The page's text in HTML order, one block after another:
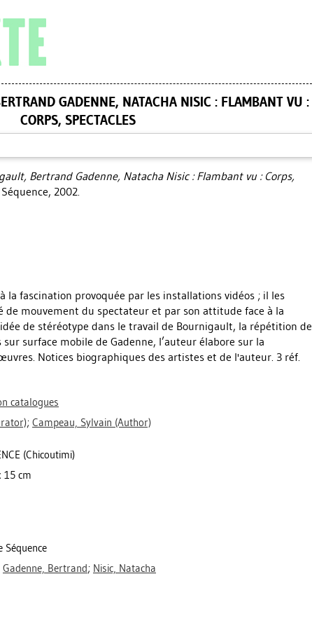
GADENNE, NATACHA NISIC : FLAMBANT VU :
CORPS, SPECTACLES
Bertrand Gadenne, Natacha Nisic : Flambant vu : Corps,
2002.
la fascination provoquée par les installations vidéos ; il les
mouvement du spectateur et par son attitude face à la
de stéréotype dans le travail de Bournigault, la répétition de
surface mobile de Gadenne, l’auteur élabore sur la
Notices biographiques des artistes et de l'auteur. 3 réf.
catalogues
; Campeau, Sylvain (Author)
(Chicoutimi)
15 cm
Séquence
Gadenne, Bertrand; Nisic, Natacha